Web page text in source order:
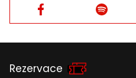
Facebook Facebook
Rezervace